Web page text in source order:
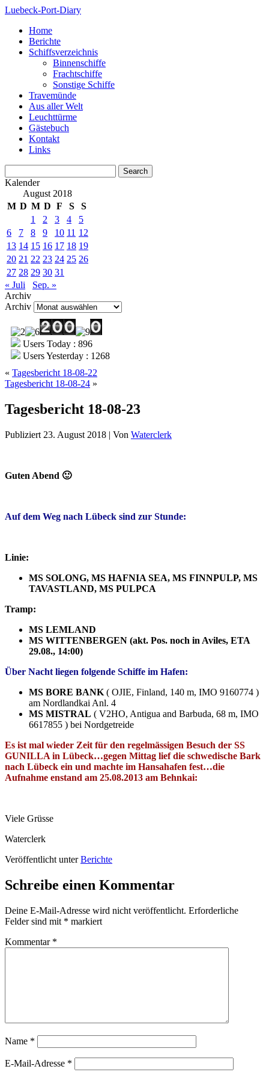
Luebeck-Port-Diary
Home
Berichte
Schiffsverzeichnis
Binnenschiffe
Frachtschiffe
Sonstige Schiffe
Travemünde
Aus aller Welt
Leuchttürme
Gästebuch
Kontakt
Links
Kalender
August 2018
M D M D F S
S
1
2 3 4
5
6
7 8 9 10 11 12
13 14 15 16 17 18 19
20 21 22 23 24 25 26
27 28 29 30 31
« Juli
Sep. »
Archiv
Archiv
Users Today : 896
Users Yesterday : 1268
« Tagesbericht 18-08-22
Tagesbericht 18-08-24 »
Tagesbericht 18-08-23
Publiziert 23. August 2018 | Von Waterclerk
Guten Abend 🙂
Auf dem Weg nach Lübeck sind zur Stunde:
Linie:
MS SOLONG, MS HAFNIA SEA, MS FINNPULP, MS
TAVASTLAND, MS PULPCA
Tramp:
MS LEMLAND
MS WITTENBERGEN (akt. Pos. noch in Aviles, ETA
29.08., 14:00)
Über Nacht liegen folgende Schiffe im Hafen:
MS BORE BANK ( OJIE, Finland, 140 m, IMO 9160774 )
am Nordlandkai Anl. 4
MS MISTRAL ( V2HO, Antigua and Barbuda, 68 m, IMO
6617855 ) bei Nordgetreide
Es ist mal wieder Zeit für den regelmässigen Besuch der SS
GUNILLA in Lübeck…gegen Mittag lief die schwedische Bark
nach Lübeck ein und machte im Hansahafen fest…die
Aufnahme enstand am 25.08.2013 am Behnkai:
Viele Grüsse
Waterclerk
Veröffentlicht unter Berichte
Schreibe einen Kommentar
Deine E-Mail-Adresse wird nicht veröffentlicht. Erforderliche
Felder sind mit * markiert
Kommentar *
Name *
E-Mail-Adresse *